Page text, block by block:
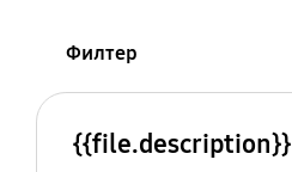
Филтер
{{file.description}}